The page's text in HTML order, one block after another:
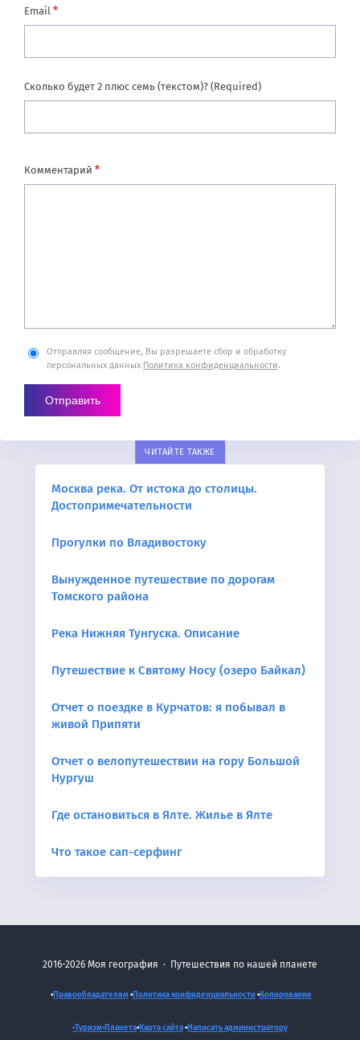
Email *
Сколько будет 2 плюс семь (текстом)? (Required)
Комментарий *
Отправляя сообщение, Вы разрешаете сбор и обработку
персональных данных Политика конфиденциальности.
ЧИТАЙТЕ ТАКЖЕ
Москва река. От истока до столицы.
Достопримечательности
Прогулки по Владивостоку
Вынужденное путешествие по дорогам
Томского района
Река Нижняя Тунгуска. Описание
Путешествие к Святому Носу (озеро Байкал)
Отчет о поездке в Курчатов: я побывал в
живой Припяти
Отчет о велопутешествии на гору Большой
Нургуш
Где остановиться в Ялте. Жилье в Ялте
Что такое сап-серфинг
2016-2026 Моя география · Путешествия по нашей планете
•Правообладателям•Политика конфиденциальности•Копирование
•Туризм•Планета•Карта сайта•Написать администратору